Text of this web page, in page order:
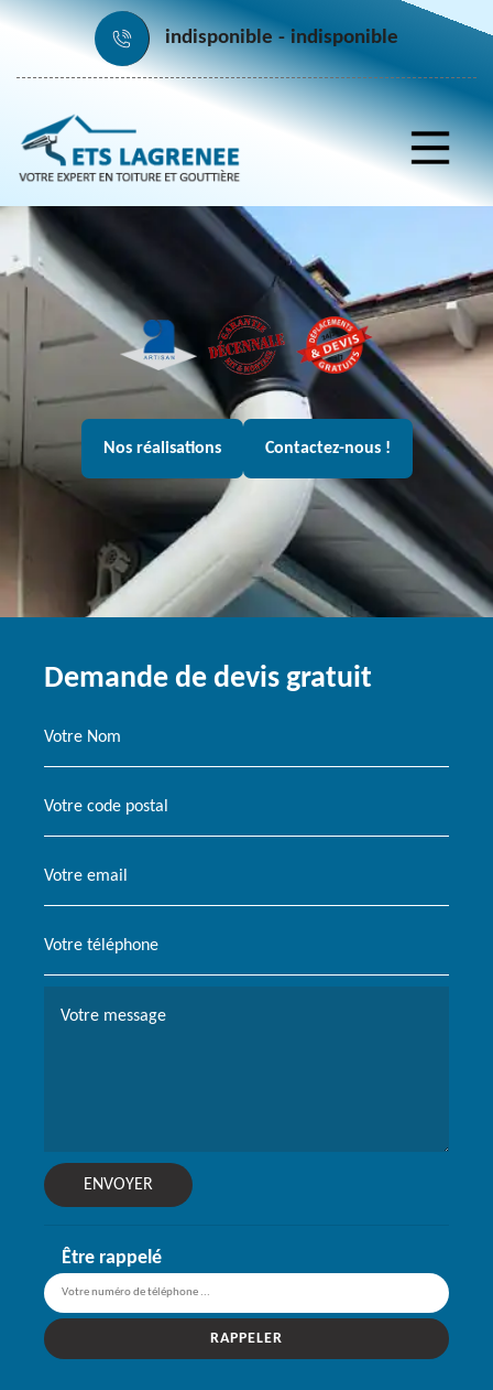
indisponible indisponible
Nos réalisations Contactez-nous !
Demande de devis gratuit
Être rappelé